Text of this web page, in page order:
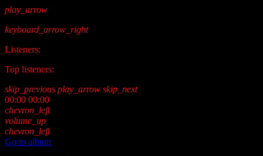
play_arrow
keyboard_arrow_right
Listeners:
Top listeners:
skip_previous play_arrow skip_next
00:00 00:00
chevron_left
volume_up
chevron_left
Go to album